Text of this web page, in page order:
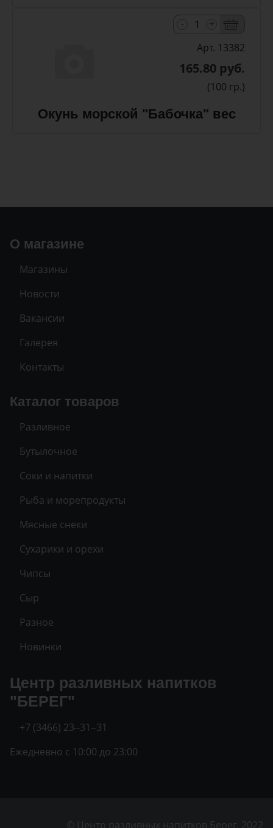
Арт. 13382
165.80 руб.
(100 гр.)
Окунь морской "Бабочка" вес
О магазине
Магазины
Новости
Вакансии
Галерея
Контакты
Каталог товаров
Разливное
Бутылочное
Соки и напитки
Рыба и морепродукты
Мясные снеки
Сухарики и орехи
Чипсы
Сыр
Разное
Новинки
Центр разливных напитков
"БЕРЕГ"
+7 (3466) 23‒31‒31
Ежедневно с 10:00 до 23:00
© Центр разливных напитков Берег, 2022